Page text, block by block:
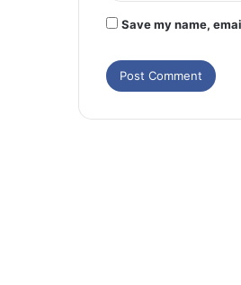
Save my name,